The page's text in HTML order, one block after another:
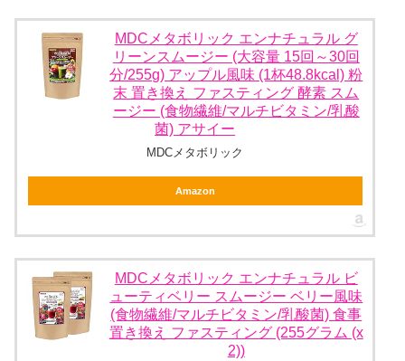
MDCメタボリック エンナチュラル グ
リーンスムージー (大容量 15回～30回
分/255g) アップル風味 (1杯48.8kcal) 粉
末 置き換え ファスティング 酵素 スム
ージー (食物繊維/マルチビタミン/乳酸
菌) アサイー
MDCメタボリック
Amazon
MDCメタボリック エンナチュラル ビ
ューティベリー スムージー ベリー風味
(食物繊維/マルチビタミン/乳酸菌) 食事
置き換え ファスティング (255グラム (x
2))